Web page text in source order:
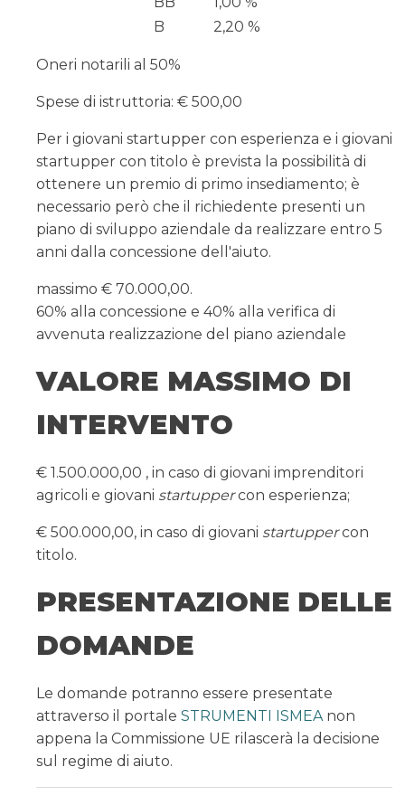
B
2,20 %
Oneri notarili al 50%
Spese di istruttoria: € 500,00
Per i giovani startupper con esperienza e i giovani
startupper con titolo è prevista la possibilità di
ottenere un premio di primo insediamento; è
necessario però che il richiedente presenti un
piano di sviluppo aziendale da realizzare entro 5
anni dalla concessione dell'aiuto.
massimo € 70.000,00.
60% alla concessione e 40% alla verifica di
avvenuta realizzazione del piano aziendale
VALORE MASSIMO DI
INTERVENTO
€ 1.500.000,00 , in caso di giovani imprenditori
agricoli e giovani startuppercon esperienza;
€ 500.000,00, in caso di giovani startuppercon
titolo.
PRESENTAZIONE DELLE
DOMANDE
Le domande potranno essere presentate
attraverso il portale STRUMENTI ISMEA non
appena la Commissione UE rilascerà la decisione
sul regime di aiuto.